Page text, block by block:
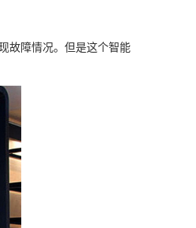
故障情况。但是这个智能